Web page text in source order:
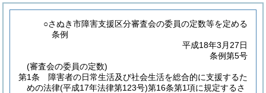
○さぬき市障害支援区分審査会の委員の定数等を定める
条例
平成18年3月27日
条例第5号
(審査会の委員の定数)
第1条
障害者の日常生活及び社会生活を総合的に支援するた
めの法律(平成17年法律第123号)第16条第1項に規定するさ